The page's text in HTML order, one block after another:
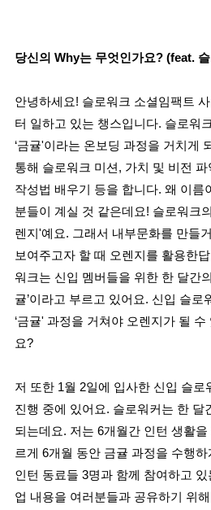
당신의 Why는 무엇인가요? (feat.
안녕하세요! 슬로워크 소셜임팩트
터 일하고 있는 챙스입니다. 슬로워
‘금귤'이라는 온보딩 과정을 거치게
통해 슬로워크 미션, 가치 및 비전
작성법 배우기 등을 합니다. 왜 이름
분들이 계실 것 같은데요! 슬로워크
렌지'예요. 그래서 내부문화를 만들
보여주고자 할 때 오렌지를 활용한
워크는 신입 멤버들을 위한 한 달간
귤’이라고 부르고 있어요. 신입 슬로
‘금귤' 과정을 거쳐야 오렌지가 될
요?
저 또한 1월 2일에 입사한 신입 슬로
진행 중에 있어요. 슬로워커는 한 달
되는데요. 저는 6개월간 인턴 생활
르게 6개월 동안 금귤 과정을 수행
인턴 동료들 3명과 함께 참여하고
업 내용을 여러분들과 공유하기 위